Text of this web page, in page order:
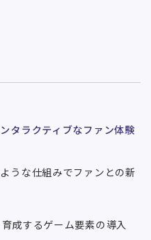
タラクティブなファン体験
うな仕組みでファンとの新
成するゲーム要素の導入